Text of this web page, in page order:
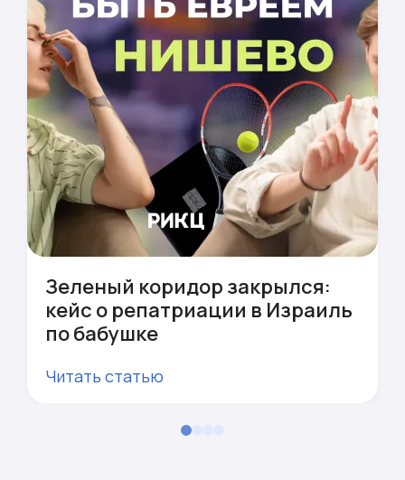
Зеленый коридор закрылся:
кейс о репатриации в Израиль
по бабушке
Читать статью